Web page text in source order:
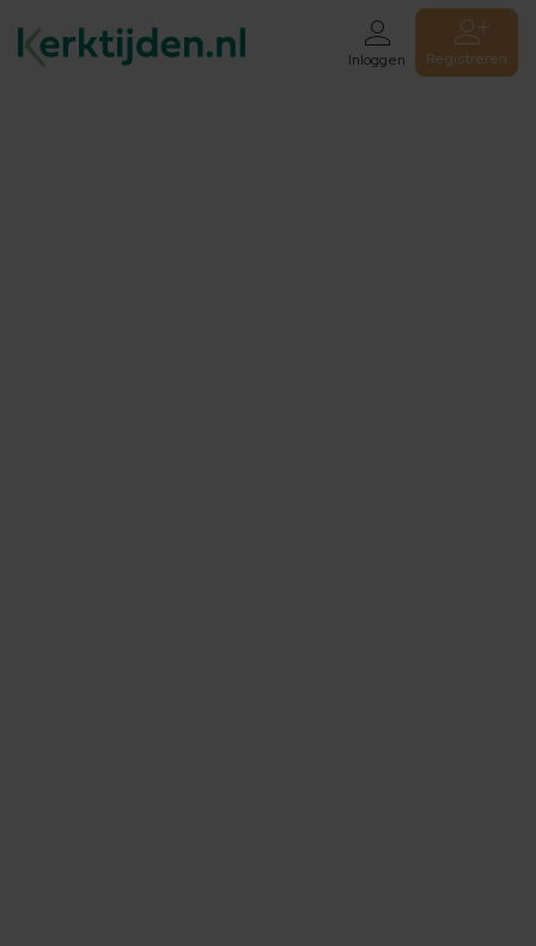
Inloggen Registreren